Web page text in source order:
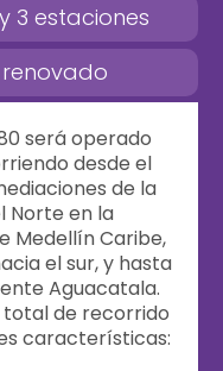
3 estaciones
renovado
será operado
desde el
de la
Norte en la
Medellín Caribe,
el sur, y hasta
Aguacatala.
total de recorrido
características: